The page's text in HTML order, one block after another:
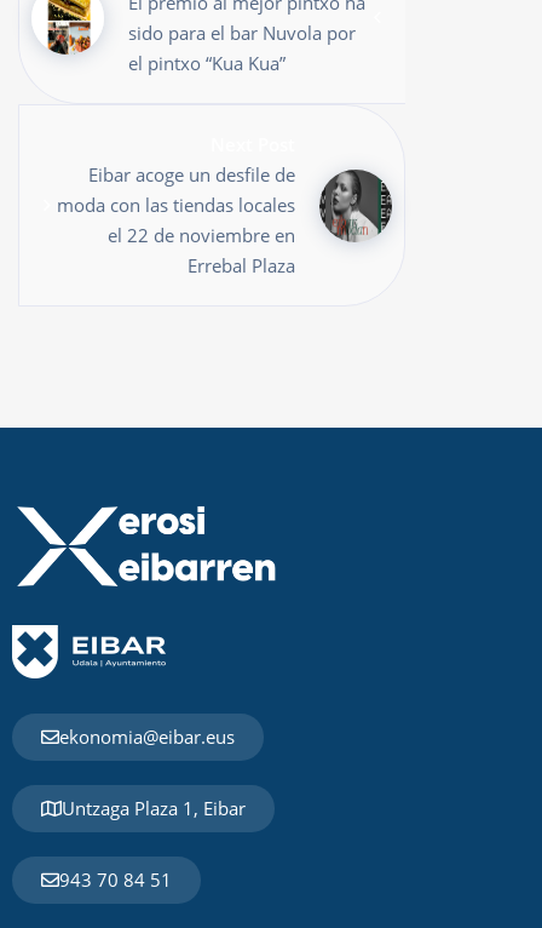
sido para el bar Nuvola por
el pintxo “Kua Kua”
Eibar acoge un desfile de
moda con las tiendas locales
el 22 de noviembre en
Errebal Plaza
ekonomia@eibar.eus
Untzaga Plaza 1, Eibar
943 70 84 51